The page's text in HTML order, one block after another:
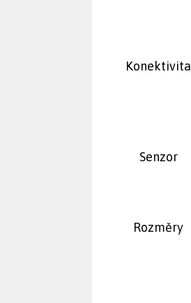
Konektivita
Senzor
Rozměry